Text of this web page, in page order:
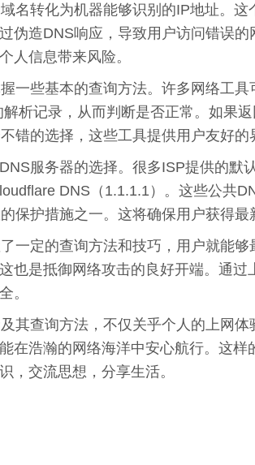
名转化为机器能够识别的IP地址。
伪造DNS响应，导致用户访问错误
人信息带来风险。
一些基本的查询方法。许多网络工
析记录，从而判断是否正常。如果
错的选择，这些工具提供用户友好的
服务器的选择。很多ISP提供的
DNS（1.1.1.1）。这些公共
保护措施之一。这将确保用户获得最
一定的查询方法和技巧，用户就能
也是抵御网络攻击的良好开端。通
。
其查询方法，不仅关乎个人的上网
在浩瀚的网络海洋中安心航行。这
，交流思想，分享生活。